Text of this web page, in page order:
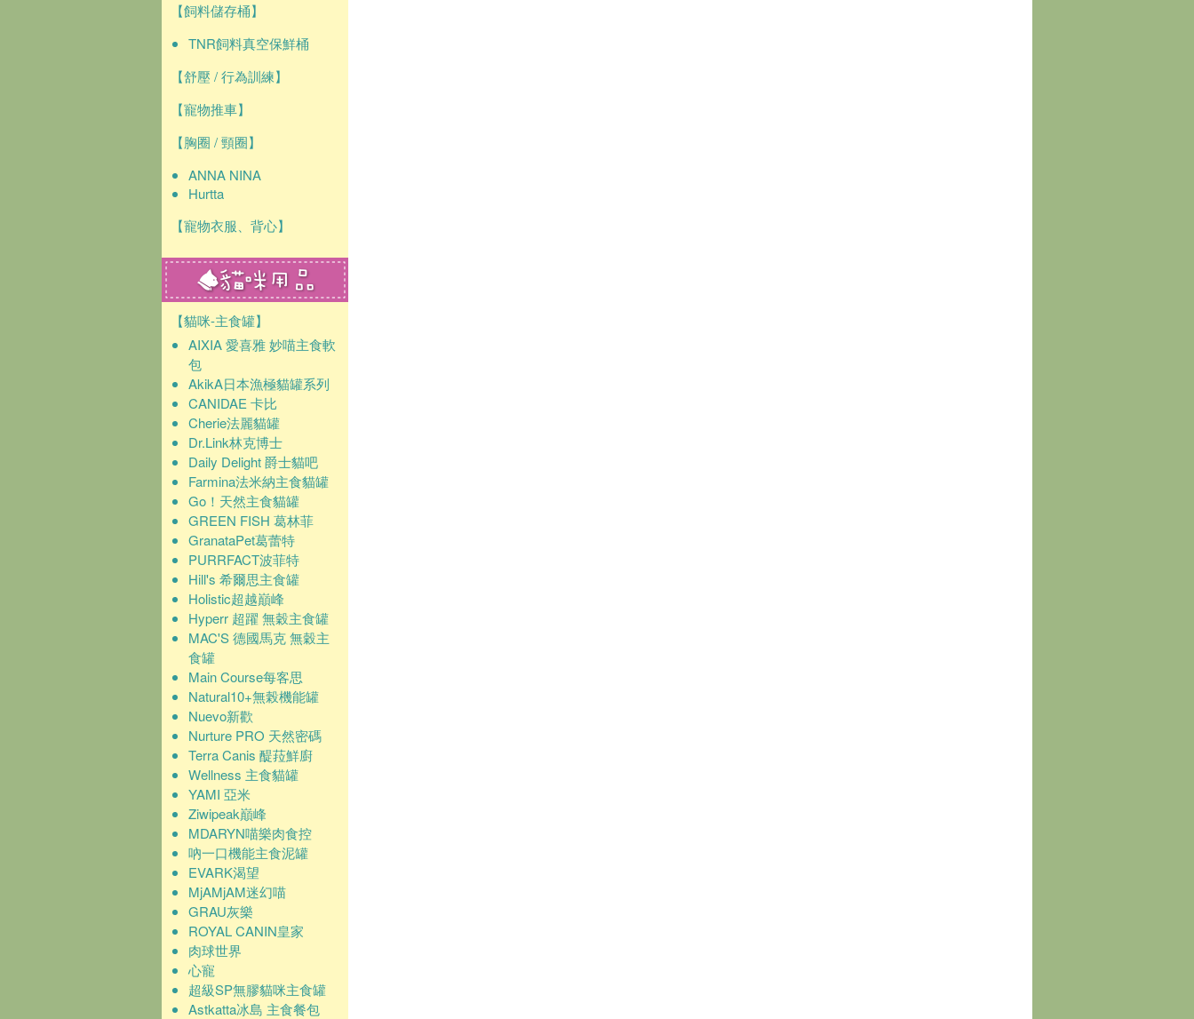
【飼料儲存桶】
TNR飼料真空保鮮桶
【舒壓 / 行為訓練】
【寵物推車】
【胸圈 / 頸圈】
ANNA NINA
Hurtta
【寵物衣服、背心】
【貓咪-主食罐】
AIXIA 愛喜雅 妙喵主食軟
包
AkikA日本漁極貓罐系列
CANIDAE 卡比
Cherie法麗貓罐
Dr.Link林克博士
Daily Delight 爵士貓吧
Farmina法米納主食貓罐
Go！天然主食貓罐
GREEN FISH 葛林菲
GranataPet葛蕾特
PURRFACT波菲特
Hill's 希爾思主食罐
Holistic超越巔峰
Hyperr 超躍 無穀主食罐
MAC'S 德國馬克 無穀主
食罐
Main Course每客思
Natural10+無榖機能罐
Nuevo新歡
Nurture PRO 天然密碼
Terra Canis 醍菈鮮廚
Wellness 主食貓罐
YAMI 亞米
Ziwipeak巔峰
MDARYN喵樂肉食控
吶一口機能主食泥罐
EVARK渴望
MjAMjAM迷幻喵
GRAU灰樂
ROYAL CANIN皇家
肉球世界
心寵
超級SP無膠貓咪主食罐
Astkatta冰島 主食餐包